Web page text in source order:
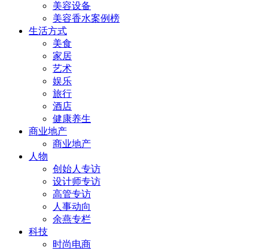
美容设备
美容香水案例榜
生活方式
美食
家居
艺术
娱乐
旅行
酒店
健康养生
商业地产
商业地产
人物
创始人专访
设计师专访
高管专访
人事动向
余燕专栏
科技
时尚电商